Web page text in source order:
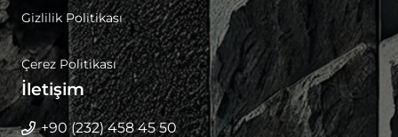
Gizlilik Politikası
Çerez Politikası
İletişim
+90 (232) 458 45 50